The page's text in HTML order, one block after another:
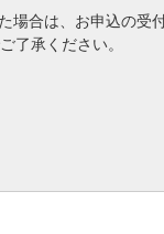
合は、お申込の受
了承ください。